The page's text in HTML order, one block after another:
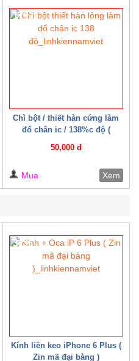
Chì bột / thiết hàn cứng làm
đổ chân ic / 138%c độ (
50,000 đ
17%
Mua Xem
Kính liền keo iPhone 6 Plus (
Zin mã đại bàng )
32%